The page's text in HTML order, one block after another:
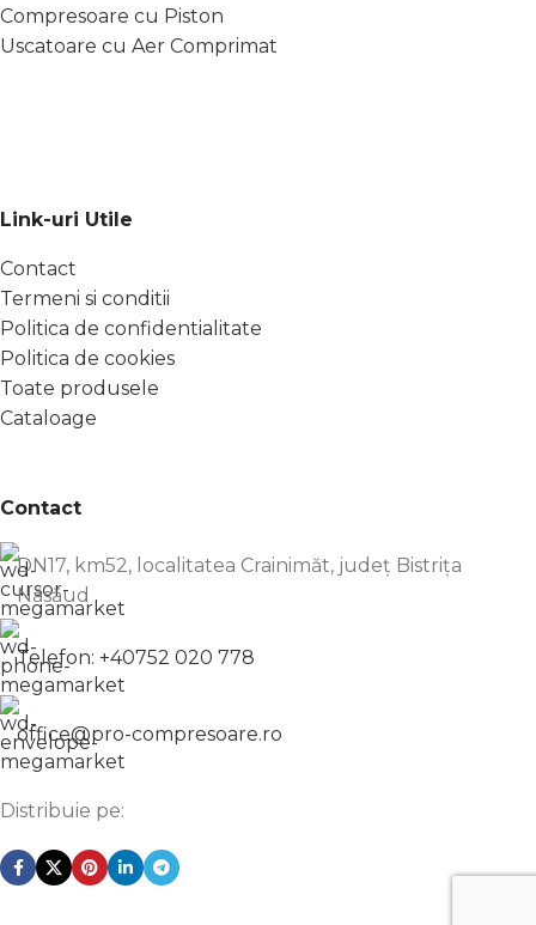
Compresoare cu Piston
Uscatoare cu Aer Comprimat
Link-uri Utile
Contact
Termeni si conditii
Politica de confidentialitate
Politica de cookies
Toate produsele
Cataloage
Contact
DN17, km52, localitatea Crainimăt, județ Bistrița
Năsăud
Telefon: +40752 020 778
office@pro-compresoare.ro
Distribuie pe: